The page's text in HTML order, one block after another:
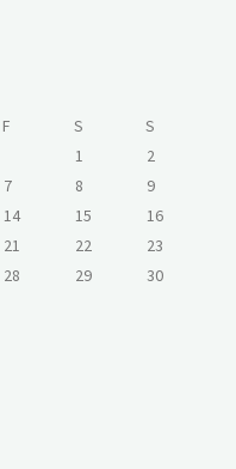
F S S
1
2
7 8
9
14 15
16
21 22
23
28 29
30